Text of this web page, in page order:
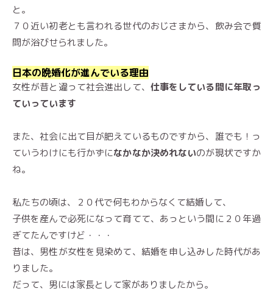
と。
７０近い初老とも言われる世代のおじさまから、飲み会で質
問が浴びせられました。
日本の晩婚化が進んでいる理由
女性が昔と違って社会進出して、 仕事をしている間に年取っ
ていっています
また、社会に出て目が肥えているものですから、誰でも！っ
ていうわけにも行かずになかなか決めれないのが現状ですか
ね。
私たちの頃は、２０代で何もわからなくて結婚して、
子供を産んで必死になって育てて、あっという間に２０年過
ぎてたんですけど・・・
昔は、男性が女性を見染めて、結婚を申し込みした時代があ
りました。
だって、男には家長として家がありましたから。